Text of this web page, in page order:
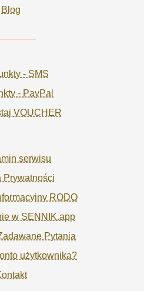
Blog
- SMS
- PayPal
VOUCHER
serwisu
Prywatności
RODO
w SENNIK.app
Pytania
użytkownika?